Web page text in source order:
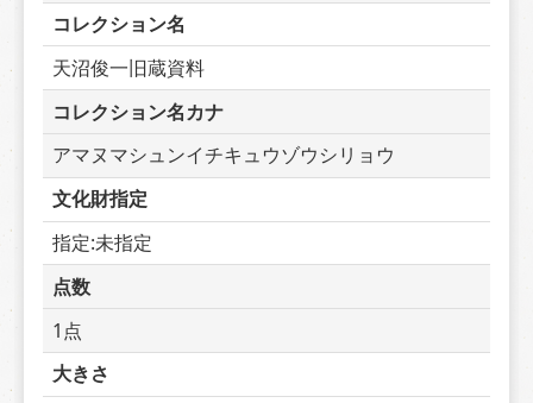
コレクション名
天沼俊一旧蔵資料
コレクション名カナ
アマヌマシュンイチキュウゾウシリョウ
文化財指定
指定:未指定
点数
1点
大きさ